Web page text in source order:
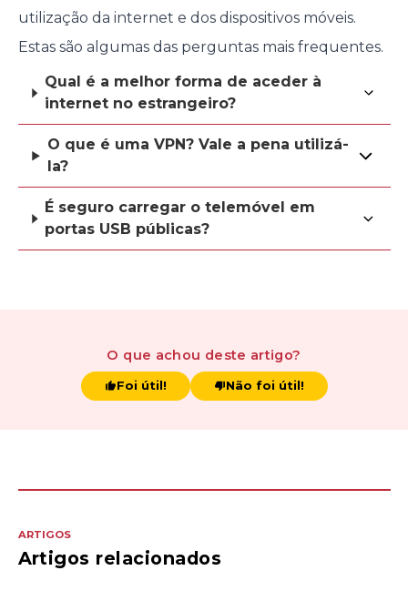
utilização da internet e dos dispositivos móveis.
Estas são algumas das perguntas mais frequentes.
Qual é a melhor forma de aceder à
internet no estrangeiro?
O que é uma VPN? Vale a pena utilizá-
la?
É seguro carregar o telemóvel em
portas USB públicas?
O que achou deste artigo?
Foi útil! Não foi útil!
ARTIGOS
Artigos relacionados